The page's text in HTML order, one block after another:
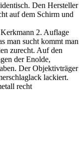
Den Hersteller
auf dem Schirm und
2. Auflage
man sucht kommt man
zurecht. Auf den
der Enolde,
Der Objektivträger
lackiert.
recht